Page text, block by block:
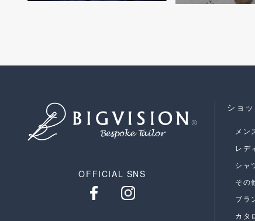
OFFICIAL SNS
ショ
メン
レデ
シャ
その
ブラ
カタ